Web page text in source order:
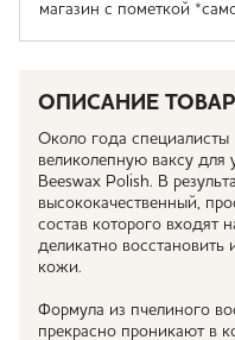
магазин с пометкой
ОПИСАНИЕ
Около года специалисты
великолепную ваксу
Beeswax Polish. В
высококачественный,
состав которого входят
деликатно восстановить
кожи.
Формула из пчелиного
прекрасно проникают в